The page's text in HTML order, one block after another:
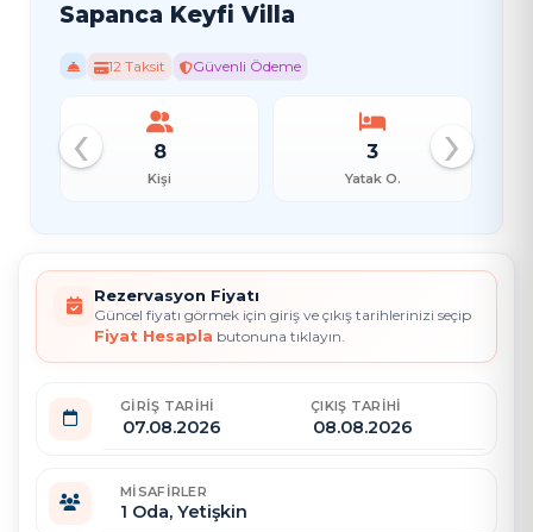
Sapanca Keyfi Villa
12 Taksit Güvenli Ödeme
8
Kişi
3
Yatak O.
‹ ›
Rezervasyon Fiyatı
Güncel fiyatı görmek için giriş ve çıkış tarihlerinizi seçip
Fiyat Hesapla butonuna tıklayın.
GIRIŞ TARIHI ÇIKIŞ TARIHI
MISAFIRLER
1 Oda, Yetişkin